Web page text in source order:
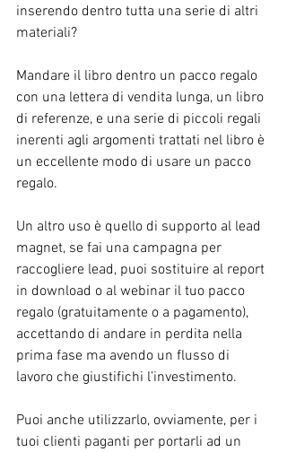
inserendo dentro tutta una serie di altri
materiali?
Mandare il libro dentro un pacco regalo
con una lettera di vendita lunga, un libro
di referenze, e una serie di piccoli regali
inerenti agli argomenti trattati nel libro è
un eccellente modo di usare un pacco
regalo.
Un altro uso è quello di supporto al lead
magnet, se fai una campagna per
raccogliere lead, puoi sostituire al report
in download o al webinar il tuo pacco
regalo (gratuitamente o a pagamento),
accettando di andare in perdita nella
prima fase ma avendo un flusso di
lavoro che giustifichi l’investimento.
Puoi anche utilizzarlo, ovviamente, per i
tuoi clienti paganti per portarli ad un